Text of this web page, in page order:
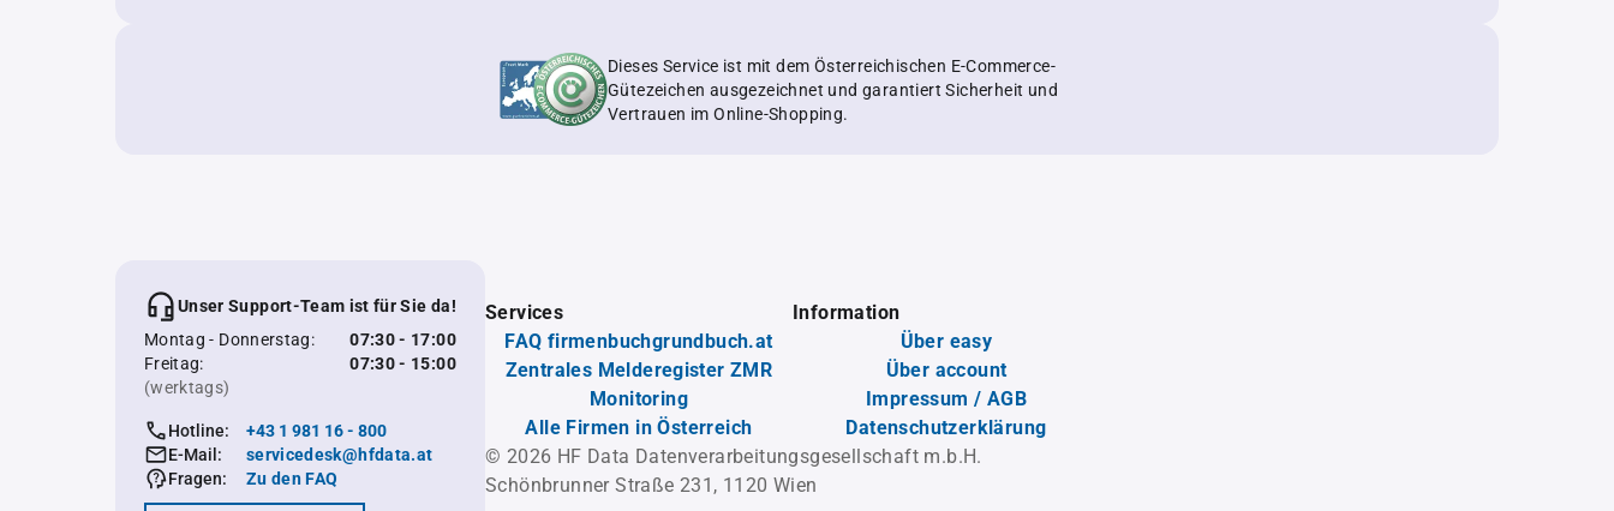
Dieses Service ist mit dem Österreichischen E-Commerce-
Gütezeichen ausgezeichnet und garantiert Sicherheit und
Vertrauen im Online-Shopping.
Unser Support-Team ist für Sie da!
Montag - Donnerstag:
07:30 - 17:00
Freitag:
07:30 - 15:00
(werktags)
Hotline:
+43 1 981 16 - 800
E-Mail:
servicedesk@hfdata.at
Fragen:
Zu den FAQ
Services
FAQ firmenbuchgrundbuch.at
Zentrales Melderegister ZMR
Monitoring
Alle Firmen in Österreich
Information
Über easy
Über account
Impressum / AGB
Datenschutzerklärung
© 2026 HF Data Datenverarbeitungsgesellschaft m.b.H.
Schönbrunner Straße 231, 1120 Wien